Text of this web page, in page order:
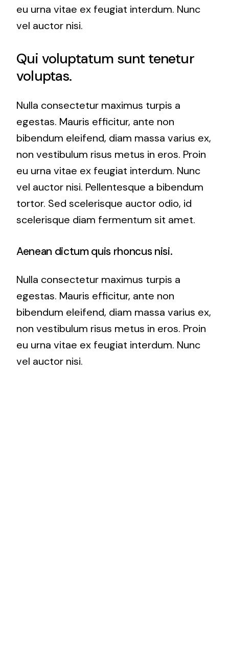
eu urna vitae ex feugiat interdum. Nunc
vel auctor nisi.
Qui voluptatum sunt tenetur
voluptas.
Nulla consectetur maximus turpis a
egestas. Mauris efficitur, ante non
bibendum eleifend, diam massa varius ex,
non vestibulum risus metus in eros. Proin
eu urna vitae ex feugiat interdum. Nunc
vel auctor nisi. Pellentesque a bibendum
tortor. Sed scelerisque auctor odio, id
scelerisque diam fermentum sit amet.
Aenean dictum quis rhoncus nisi.
Nulla consectetur maximus turpis a
egestas. Mauris efficitur, ante non
bibendum eleifend, diam massa varius ex,
non vestibulum risus metus in eros. Proin
eu urna vitae ex feugiat interdum. Nunc
vel auctor nisi.